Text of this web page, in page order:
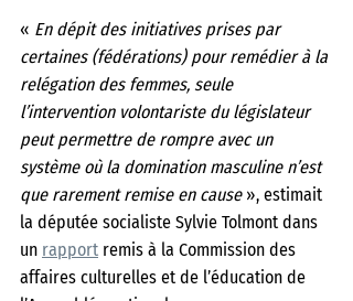
« En dépit des initiatives prises par
certaines (fédérations) pour remédier à la
relégation des femmes, seule
l’intervention volontariste du législateur
peut permettre de rompre avec un
système où la domination masculine n’est
que rarement remise en cause », estimait
la députée socialiste Sylvie Tolmont dans
un rapport remis à la Commission des
affaires culturelles et de l’éducation de